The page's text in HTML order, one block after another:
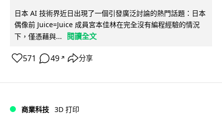
日本 AI 技術界近日出現了一個引發廣泛討論的熱門話題：日本
偶像前 Juice=Juice 成員宮本佳林在完全沒有編程經驗的情況
下，僅憑藉與...
閱讀全文
571 49 ↗ 分享
商業科技 3D 打印